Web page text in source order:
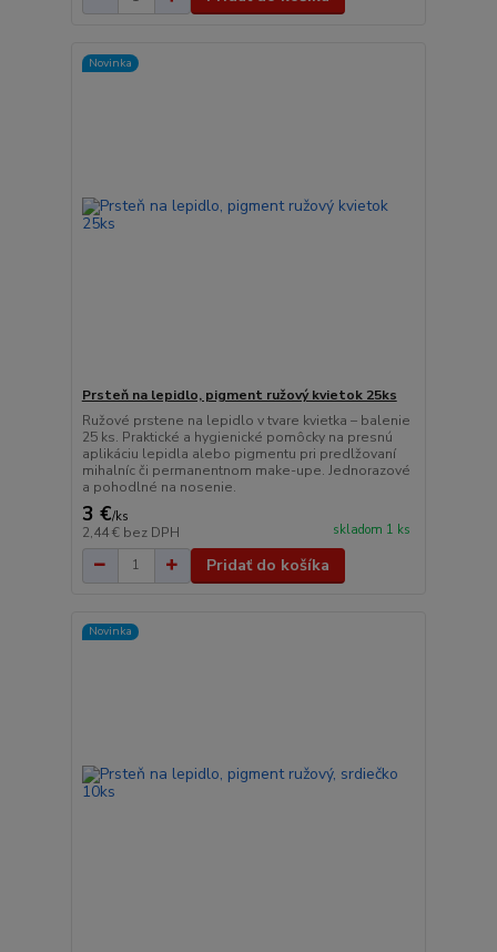
Novinka
Prsteň na lepidlo, pigment ružový kvietok 25ks
Ružové prstene na lepidlo v tvare kvietka – balenie
25 ks. Praktické a hygienické pomôcky na presnú
aplikáciu lepidla alebo pigmentu pri predlžovaní
mihalníc či permanentnom make-upe. Jednorazové
a pohodlné na nosenie.
3 €/ks
2,44 € bez DPH skladom 1 ks
Pridať do košíka
Novinka